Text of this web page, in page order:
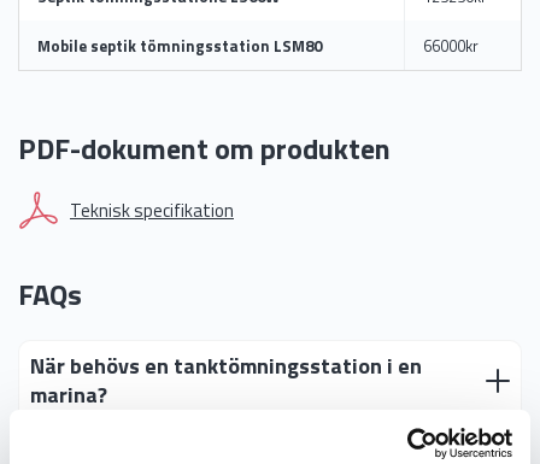
Mobile septik tömningsstation LSM80 66000kr
PDF-dokument om produkten
Teknisk specifikation
FAQs
När behövs en tanktömningsstation i en
marina?